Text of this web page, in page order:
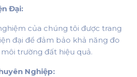
Đại:
của chúng tôi được trang
đại để đảm bảo khả năng đo
trường đất hiệu quả.
Nghiệp: